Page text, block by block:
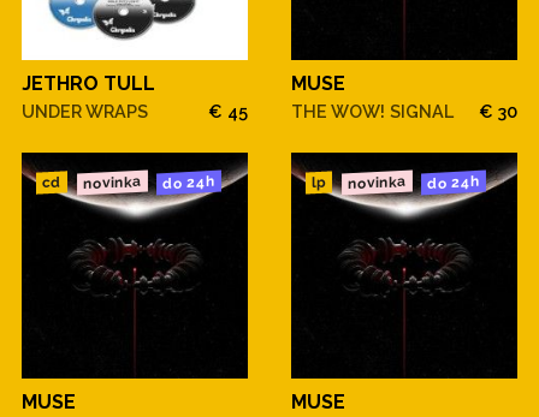
JETHRO TULL
UNDER WRAPS € 45
MUSE
THE WOW! SIGNAL € 30
cd novinka do 24h
MUSE
lp novinka do 24h
MUSE